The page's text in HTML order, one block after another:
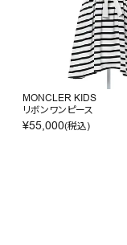
MONCLER KIDS
リボンワンピース
¥55,000(税込)